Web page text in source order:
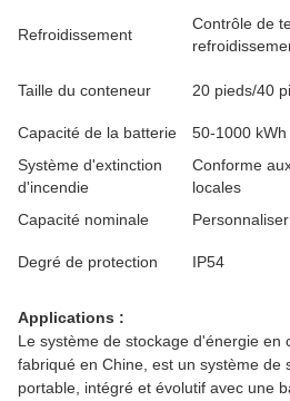
Refroidissement
Contrôle de
Taille du conteneur 20 pieds/40
Capacité de la batterie
50-1000 kWh
Système d'extinction
d'incendie
Conforme
locales
Capacité nominale
Degré de protection IP54
Applications :
Le système de stockage d'énergie en
fabriqué en Chine, est un système de
portable, intégré et évolutif avec une